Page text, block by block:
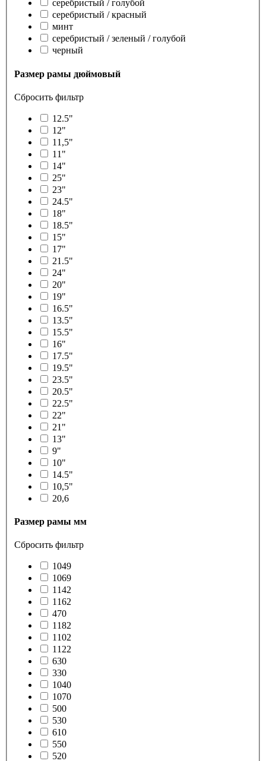
серебристый / голубой
серебристый / красный
минт
серебристый / зеленый / голубой
черный
Размер рамы дюймовый
Сбросить фильтр
12.5"
12"
11,5"
11"
14"
25"
23"
24.5"
18"
18.5"
15"
17"
21.5"
24"
20"
19"
16.5"
13.5"
15.5"
16"
17.5"
19.5"
23.5"
20.5"
22.5"
22"
21"
13"
9"
10"
14.5"
10,5"
20,6
Размер рамы мм
Сбросить фильтр
1049
1069
1142
1162
470
1182
1102
1122
630
330
1040
1070
500
530
610
550
520